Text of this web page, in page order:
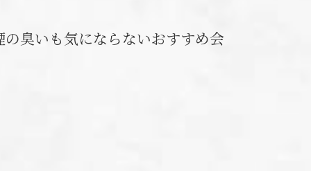
臭いも気にならないおすすめ会